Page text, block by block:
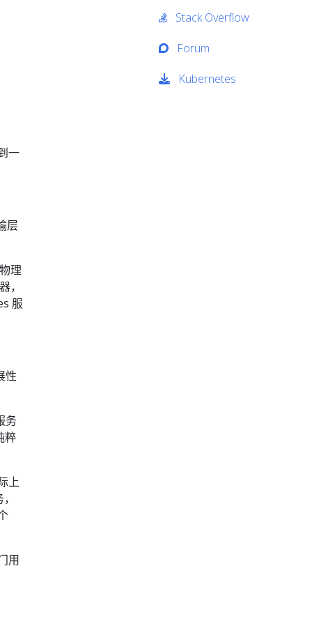
一
层
理
，
服
性
务
粹
上
用
Stack Overflow
Forum
Kubernetes